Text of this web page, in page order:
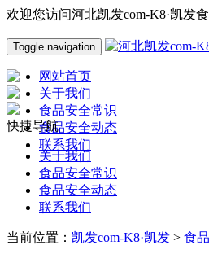
欢迎您访问河北凯发com-K8·凯发
Toggle navigation
网站首页
关于我们
食品安全常识
食品安全动态
联系我们
快捷导航
关于我们
食品安全常识
食品安全动态
联系我们
当前位置： 凯发com-K8·凯发 > 食